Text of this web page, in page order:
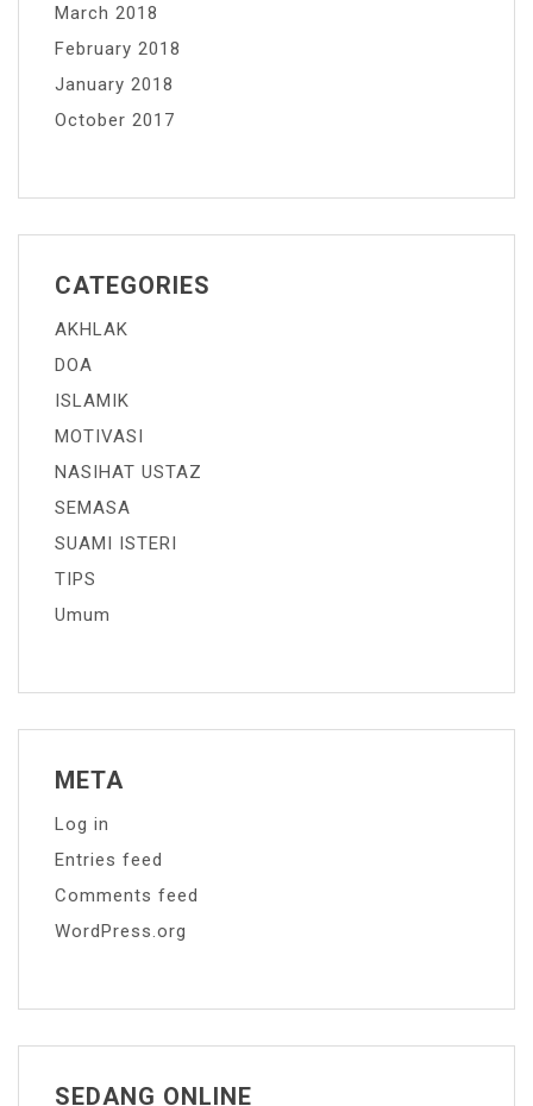
March 2018
February 2018
January 2018
October 2017
CATEGORIES
AKHLAK
DOA
ISLAMIK
MOTIVASI
NASIHAT USTAZ
SEMASA
SUAMI ISTERI
TIPS
Umum
META
Log in
Entries feed
Comments feed
WordPress.org
SEDANG ONLINE